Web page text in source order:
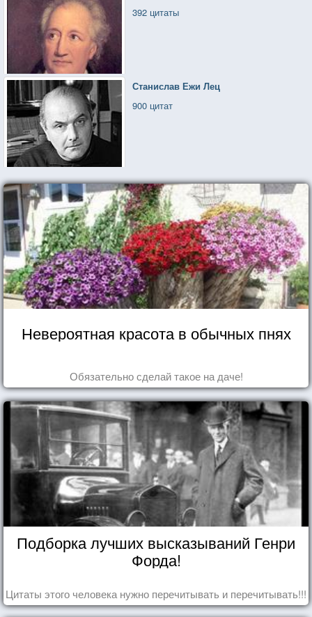
392 цитаты
Станислав Ежи Лец
900 цитат
Невероятная красота в обычных пнях
Обязательно сделай такое на даче!
Подборка лучших высказываний Генри
Форда!
Цитаты этого человека нужно перечитывать и перечитывать!!!